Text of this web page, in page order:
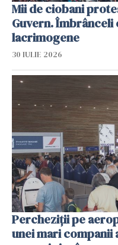
Mii de ciobani
Guvern. Îmbrânceli
lacrimogene
30 IULIE 2026
Percheziții pe
unei mari